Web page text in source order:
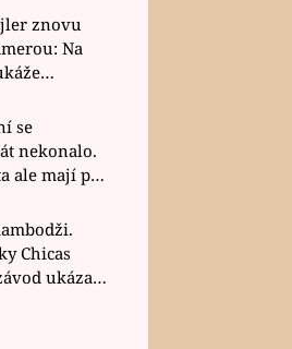
znovu
Na
se
nekonalo.
ale mají po
na krku
Chicas
ukázal